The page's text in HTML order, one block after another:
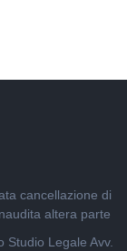
cancellazione di
altera parte
Studio Legale Avv.